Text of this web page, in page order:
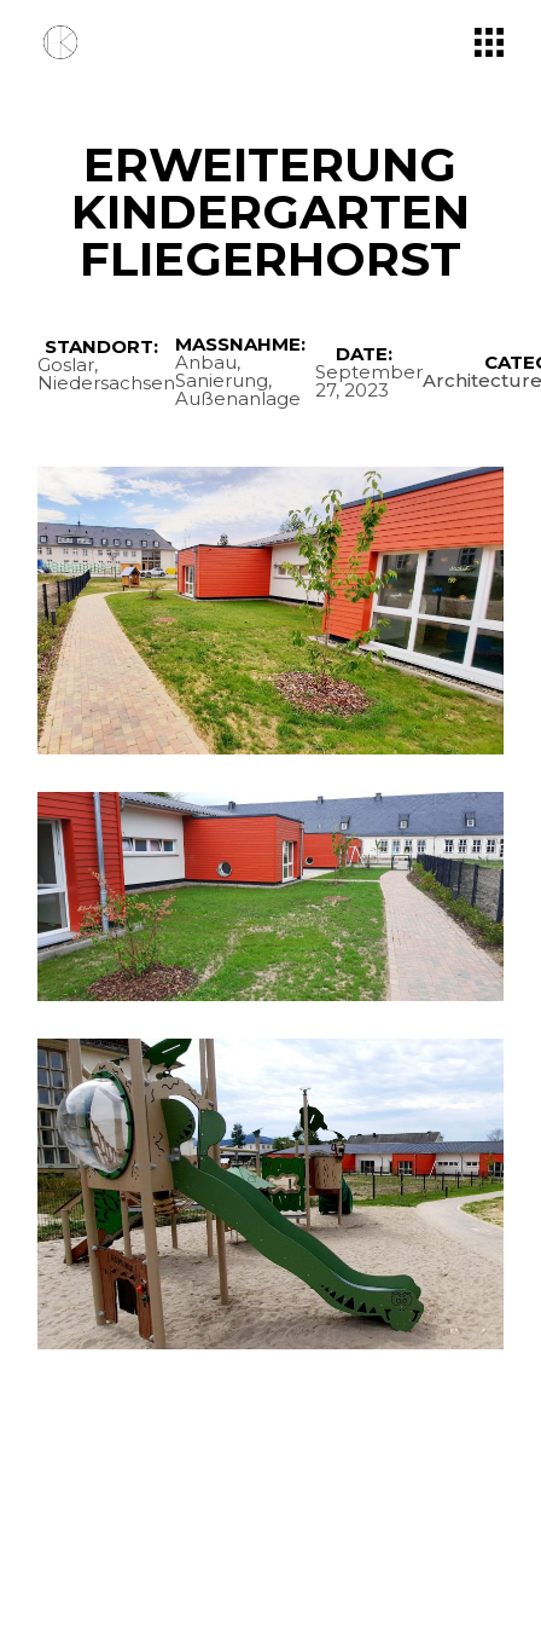
content
ERWEITERUNG
KINDERGARTEN
FLIEGERHORST
STANDORT:
Goslar,
Niedersachsen
MASSNAHME:
Anbau,
Sanierung,
Außenanlage
DATE:
September
27, 2023